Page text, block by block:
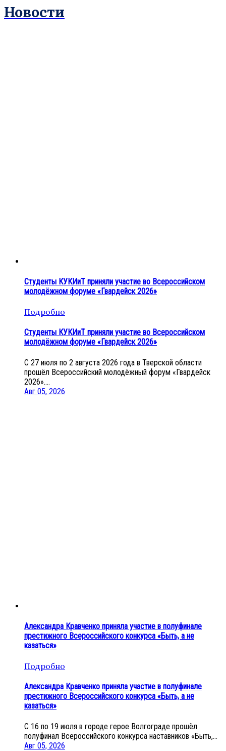
Новости
Студенты КУКИиТ приняли участие во Всероссийском
молодёжном форуме «Гвардейск 2026»
Подробно
Студенты КУКИиТ приняли участие во Всероссийском
молодёжном форуме «Гвардейск 2026»
С 27 июля по 2 августа 2026 года в Тверской области
прошёл Всероссийский молодёжный форум «Гвардейск
2026»....
Авг 05, 2026
Александра Кравченко приняла участие в полуфинале
престижного Всероссийского конкурса «Быть, а не
казаться»
Подробно
Александра Кравченко приняла участие в полуфинале
престижного Всероссийского конкурса «Быть, а не
казаться»
С 16 по 19 июля в городе герое Волгограде прошёл
полуфинал Всероссийского конкурса наставников «Быть,...
Авг 05, 2026